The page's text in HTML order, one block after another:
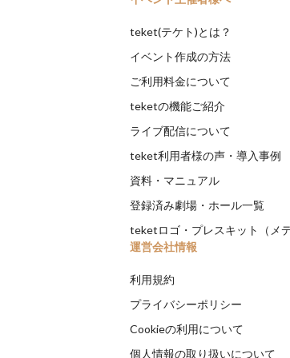
teket(テケト)とは？
イベント作成の方法
ご利用料金について
teketの機能ご紹介
ライブ配信について
teket利用者様の声・導入事例
資料・マニュアル
登録済み劇場・ホール一覧
teketロゴ・プレスキット（メ
運営会社情報
利用規約
プライバシーポリシー
Cookieの利用について
個人情報の取り扱いについて